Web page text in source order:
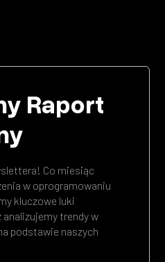
Raport
Co miesiąc
w oprogramowaniu
kluczowe luki
trendy w
podstawie naszych